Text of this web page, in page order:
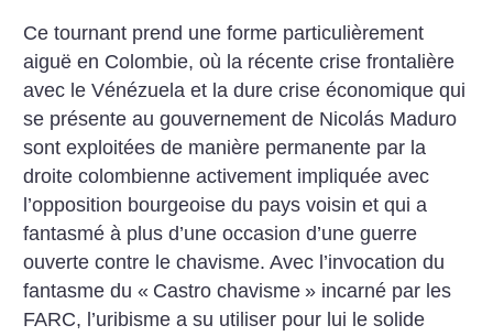
Ce tournant prend une forme particulièrement
aiguë en Colombie, où la récente crise frontalière
avec le Vénézuela et la dure crise économique qui
se présente au gouvernement de Nicolás Maduro
sont exploitées de manière permanente par la
droite colombienne activement impliquée avec
l’opposition bourgeoise du pays voisin et qui a
fantasmé à plus d’une occasion d’une guerre
ouverte contre le chavisme. Avec l’invocation du
fantasme du « Castro chavisme » incarné par les
FARC, l’uribisme a su utiliser pour lui le solide